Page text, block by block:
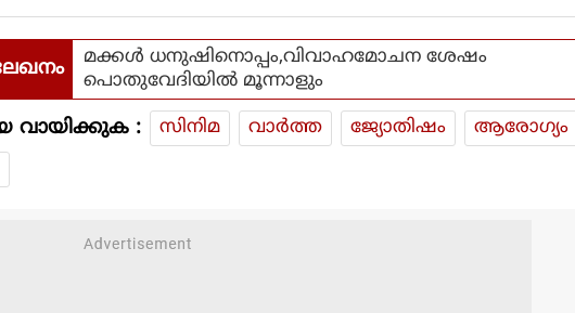
മക്കള്‍ ധനുഷിനൊപ്പം,വിവാഹമോചന ശേഷം
പൊതുവേദിയില്‍ മൂന്നാളും
വായിക്കുക : സിനിമ വാര്‍ത്ത ജ്യോതിഷം
ആരോഗ്യം